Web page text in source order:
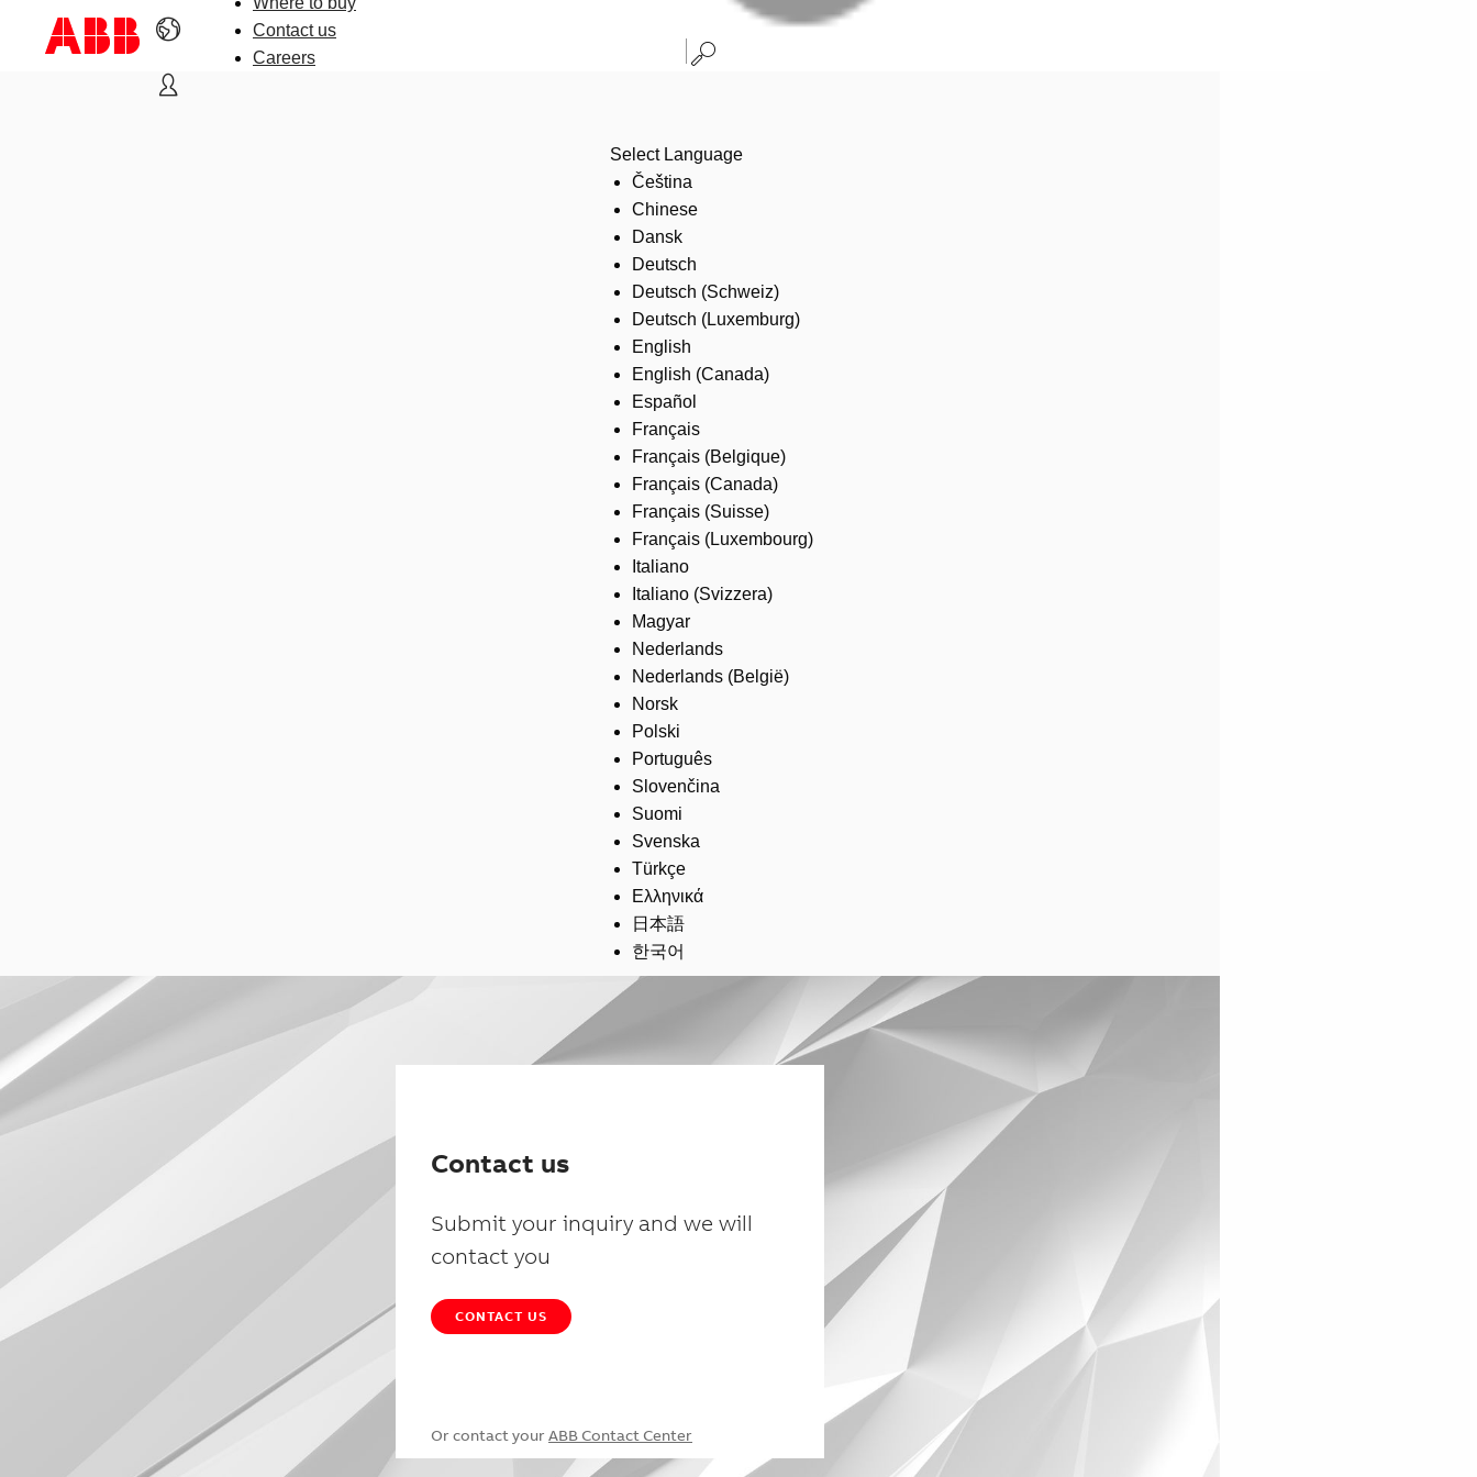
Contact us
Careers
Select Language
Čeština
Chinese
Dansk
Deutsch
Deutsch (Schweiz)
Deutsch (Luxemburg)
English
English (Canada)
Español
Français
Français (Belgique)
Français (Canada)
Français (Suisse)
Français (Luxembourg)
Italiano
Italiano (Svizzera)
Magyar
Nederlands
Nederlands (België)
Norsk
Polski
Português
Slovenčina
Suomi
Svenska
Türkçe
Ελληνικά
日本語
한국어
Contact us
Submit your inquiry and we will
contact you
CONTACT US
Or contact your ABB Contact Center